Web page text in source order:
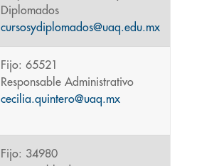
Diplomados
cursosydiplomados@uaq.edu.mx
Fijo: 65521
Responsable Administrativo
cecilia.quintero@uaq.mx
Fijo: 34980